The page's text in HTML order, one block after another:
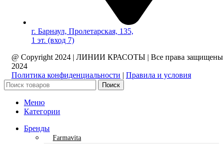
г. Барнаул, Пролетарская, 135,​
1 эт. (вход 7)
@ Copyright 2024 | ЛИНИИ КРАСОТЫ | Все права защищены
2024
Политика конфиденциальности | Правила и условия
Поиск
Меню
Категории
Бренды
Farmavita